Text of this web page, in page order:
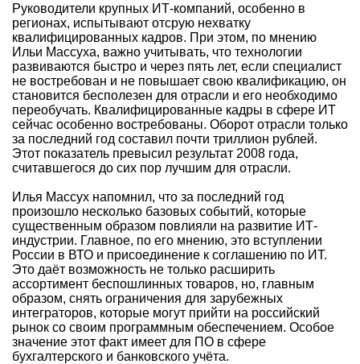
Руководители крупных ИТ-компаний, особенно в
регионах, испытывают отсрую нехватку
квалифицированных кадров. При этом, по мнению
Ильи Массуха, важно учитывать, что технологии
развиваются быстро и через пять лет, если специалист
не востребован и не повышает свою квалификацию, он
становится бесполезен для отрасли и его необходимо
переобучать. Квалифицированные кадры в сфере ИТ
сейчас особенно востребованы. Оборот отрасли только
за последний год составил почти триллион рублей.
Этот показатель превысил результат 2008 года,
считавшегося до сих пор лучшим для отрасли.
Илья Массух напомнил, что за последний год
произошло несколько базовых событий, которые
существенным образом повлияли на развитие ИТ-
индустрии. Главное, по его мнению, это вступлении
России в ВТО и присоединение к соглашению по ИТ.
Это даёт возможность не только расширить
ассортимент беспошлинных товаров, но, главным
образом, снять ограничения для зарубежных
интеграторов, которые могут прийти на российский
рынок со своим программным обеспечением. Особое
значение этот факт имеет для ПО в сфере
бухгалтерского и банковского учёта.